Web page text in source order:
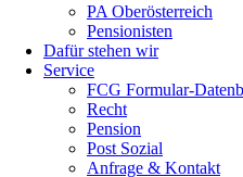
PA Oberösterreich
Pensionisten
Dafür stehen wir
Service
FCG Formular-
Recht
Pension
Post Sozial
Anfrage & Kontakt